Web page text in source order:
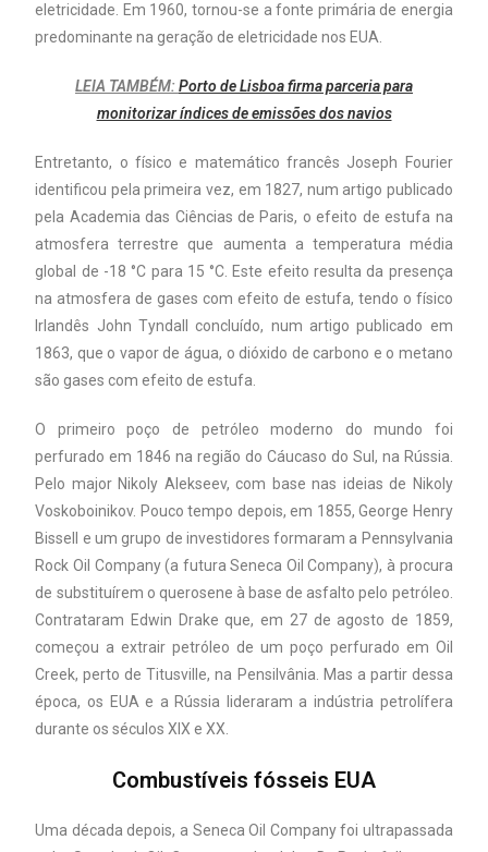
eletricidade. Em 1960, tornou-se a fonte primária de energia
predominante na geração de eletricidade nos EUA.
LEIA TAMBÉM: Porto de Lisboa firma parceria para
monitorizar índices de emissões dos navios
Entretanto, o físico e matemático francês Joseph Fourier
identificou pela primeira vez, em 1827, num artigo publicado
pela Academia das Ciências de Paris, o efeito de estufa na
atmosfera terrestre que aumenta a temperatura média
global de -18 °C para 15 °C. Este efeito resulta da presença
na atmosfera de gases com efeito de estufa, tendo o físico
Irlandês John Tyndall concluído, num artigo publicado em
1863, que o vapor de água, o dióxido de carbono e o metano
são gases com efeito de estufa.
O primeiro poço de petróleo moderno do mundo foi
perfurado em 1846 na região do Cáucaso do Sul, na Rússia.
Pelo major Nikoly Alekseev, com base nas ideias de Nikoly
Voskoboinikov. Pouco tempo depois, em 1855, George Henry
Bissell e um grupo de investidores formaram a Pennsylvania
Rock Oil Company (a futura Seneca Oil Company), à procura
de substituírem o querosene à base de asfalto pelo petróleo.
Contrataram Edwin Drake que, em 27 de agosto de 1859,
começou a extrair petróleo de um poço perfurado em Oil
Creek, perto de Titusville, na Pensilvânia. Mas a partir dessa
época, os EUA e a Rússia lideraram a indústria petrolífera
durante os séculos XIX e XX.
Combustíveis fósseis EUA
Uma década depois, a Seneca Oil Company foi ultrapassada